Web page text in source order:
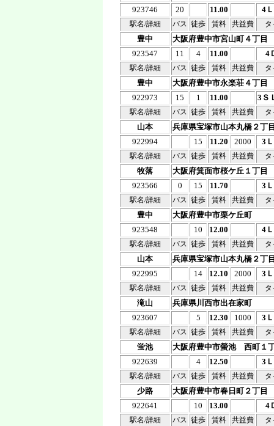
923746
20 11.00 4
駅名/詳細 バス 徒歩 賃料 共益費 タ
豊中
大阪府豊中市宮山町４丁目
923547
11 4 11.00 4
駅名/詳細 バス 徒歩 賃料 共益費 タ
豊中
大阪府豊中市永楽荘４丁目
922973
15 1 11.00 3Ｓ
駅名/詳細 バス 徒歩 賃料 共益費 タ
山本
兵庫県宝塚市山本丸橋２丁
922994
15 11.20 2000 3
駅名/詳細 バス 徒歩 賃料 共益費 タ
牧落
大阪府箕面市桜ケ丘１丁目
923566
0 15 11.70 3
駅名/詳細 バス 徒歩 賃料 共益費 タ
豊中
大阪府豊中市栗ケ丘町
923548
10 12.00 4
駅名/詳細 バス 徒歩 賃料 共益費 タ
山本
兵庫県宝塚市山本丸橋２丁
922995
14 12.10 2000 3
駅名/詳細 バス 徒歩 賃料 共益費 タ
滝山
兵庫県川西市出在家町
923607
5 12.30 1000 3
駅名/詳細 バス 徒歩 賃料 共益費 タ
蛍池
大阪府豊中市螢池 西町１
922639
4 12.50 3
駅名/詳細 バス 徒歩 賃料 共益費 タ
少路
大阪府豊中市春日町２丁目
922641
10 13.00 4
駅名/詳細 バス 徒歩 賃料 共益費 タ